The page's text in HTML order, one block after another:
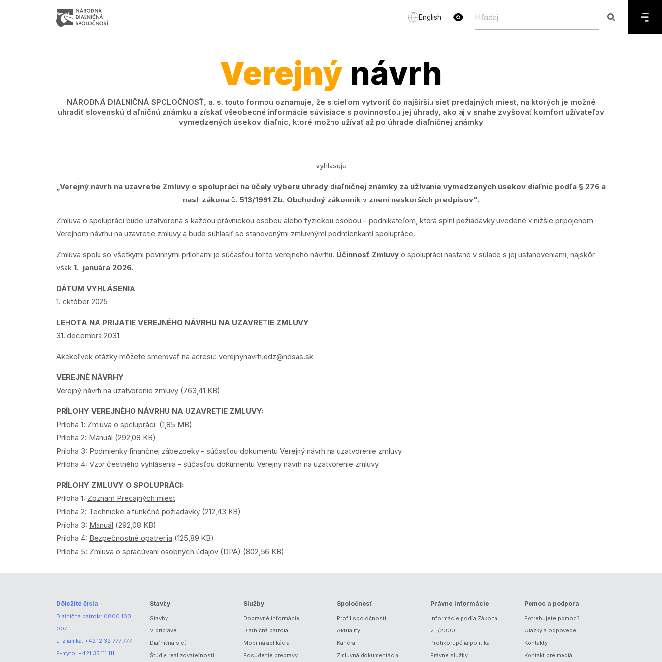
English
Verejný návrh
NÁRODNÁ DIAĽNIČNÁ SPOLOČNOSŤ, a. s. touto formou oznamuje, že s cieľom vytvoriť čo najširšiu sieť predajných miest, na ktorých je možné
uhradiť slovenskú diaľničnú známku a získať všeobecné informácie súvisiace s povinnosťou jej úhrady, ako aj v snahe zvyšovať komfort užívateľov
vymedzených úsekov diaľnic, ktoré možno užívať až po úhrade diaľničnej známky
vyhlasuje
„Verejný návrh na uzavretie Zmluvy o spolupráci na účely výberu úhrady diaľničnej známky za užívanie vymedzených úsekov diaľnic podľa § 276 a
nasl. zákona č. 513/1991 Zb. Obchodný zákonník v znení neskorších predpisov".
Zmluva o spolupráci bude uzatvorená s každou právnickou osobou alebo fyzickou osobou – podnikateľom, ktorá splní požiadavky uvedené v nižšie pripojenom
Verejnom návrhu na uzavretie zmluvy a bude súhlasiť so stanovenými zmluvnými podmienkami spolupráce.
Zmluva spolu so všetkými povinnými prílohami je súčasťou tohto verejného návrhu. Účinnosť Zmluvy o spolupráci nastane v súlade s jej ustanoveniami, najskôr
však 1. januára 2026.
DÁTUM VYHLÁSENIA
1. október 2025
LEHOTA NA PRIJATIE VEREJNÉHO NÁVRHU NA UZAVRETIE ZMLUVY
31. decembra 2031
Akékoľvek otázky môžete smerovať na adresu: verejnynavrh.edz@ndsas.sk
VEREJNÉ NÁVRHY
Verejný návrh na uzatvorenie zmluvy (763,41 KB)
PRÍLOHY VEREJNÉHO NÁVRHU NA UZAVRETIE ZMLUVY:
Príloha 1: Zmluva o spolupráci (1,85 MB)
Príloha 2: Manuál (292,08 KB)
Príloha 3: Podmienky finančnej zábezpeky - súčasťou dokumentu Verejný návrh na uzatvorenie zmluvy
Príloha 4: Vzor čestného vyhlásenia - súčasťou dokumentu Verejný návrh na uzatvorenie zmluvy
PRÍLOHY ZMLUVY O SPOLUPRÁCI:
Príloha 1: Zoznam Predajných miest
Príloha 2: Technické a funkčné požiadavky (212,43 KB)
Príloha 3: Manuál (292,08 KB)
Príloha 4: Bezpečnostné opatrenia (125,89 KB)
Príloha 5: Zmluva o spracúvaní osobných údajov (DPA) (802,56 KB)
Dôležité čísla
Diaľničná patrola: 0800 100
007
E-známka: +421 2 32 777 777
E-mýto: +421 35 111 111
Stavby
Stavby
V príprave
Diaľničná sieť
Štúdie realizovateľnosti
Služby
Dopravné informácie
Diaľničná patrola
Mobilná aplikácia
Posúdenie prepravy
Spoločnosť
Profil spoločnosti
Aktuality
Kariéra
Zmluvná dokumentácia
Právne informácie
Informácie podľa Zákona
211/2000
Protikorupčná politika
Právne služby
Pomoc a podpora
Potrebujete pomoc?
Otázky a odpovede
Kontakty
Kontakt pre médiá